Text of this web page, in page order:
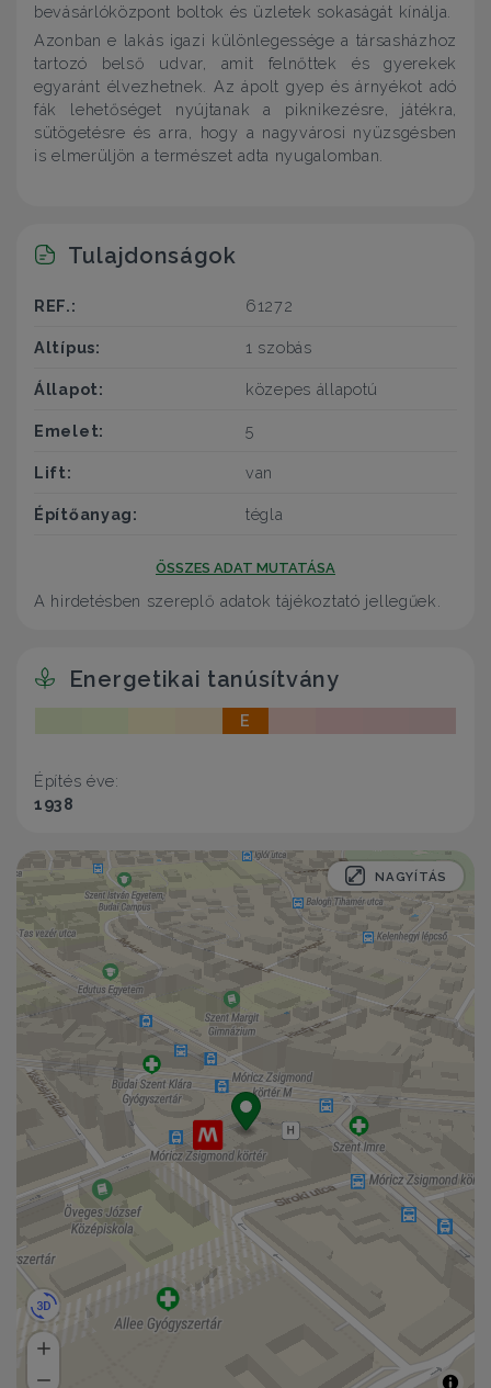
bevásárlóközpont boltok és üzletek sokaságát kínálja.
Azonban e lakás igazi különlegessége a társasházhoz
tartozó belső udvar, amit felnőttek és gyerekek
egyaránt élvezhetnek. Az ápolt gyep és árnyékot adó
fák lehetőséget nyújtanak a piknikezésre, játékra,
sütögetésre és arra, hogy a nagyvárosi nyüzsgésben
is elmerüljön a természet adta nyugalomban.
Tulajdonságok
REF.: 61272
Altípus: 1 szobás
Állapot: közepes állapotú
Emelet: 5
Lift: van
Építőanyag: tégla
ÖSSZES ADAT MUTATÁSA
A hirdetésben szereplő adatok tájékoztató jellegűek.
Energetikai tanúsítvány
E
Építés éve:
1938
NAGYÍTÁS